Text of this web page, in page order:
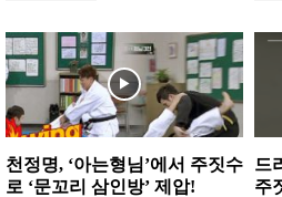
천정명, ‘아는형님’에서 주짓수
로 ‘문꼬리 삼인방’ 제압!
드
주